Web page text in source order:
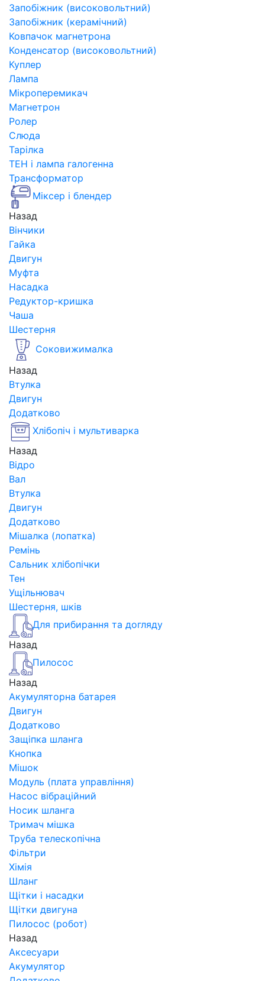
Запобіжник (високовольтний)
Запобіжник (керамічний)
Ковпачок магнетрона
Конденсатор (високовольтний)
Куплер
Лампа
Мікроперемикач
Магнетрон
Ролер
Слюда
Тарілка
ТЕН і лампа галогенна
Трансформатор
Міксер і блендер
Назад
Вінчики
Гайка
Двигун
Муфта
Насадка
Редуктор-кришка
Чаша
Шестерня
Соковижималка
Назад
Втулка
Двигун
Додатково
Хлібопіч і мультиварка
Назад
Відро
Вал
Втулка
Двигун
Додатково
Мішалка (лопатка)
Ремінь
Сальник хлібопічки
Тен
Ущільнювач
Шестерня, шків
Для прибирання та догляду
Назад
Пилосос
Назад
Акумуляторна батарея
Двигун
Додатково
Защіпка шланга
Кнопка
Мішок
Модуль (плата управління)
Насос вібраційний
Носик шланга
Тримач мішка
Труба телескопічна
Фільтри
Хімія
Шланг
Щітки і насадки
Щітки двигуна
Пилосос (робот)
Назад
Аксесуари
Акумулятор